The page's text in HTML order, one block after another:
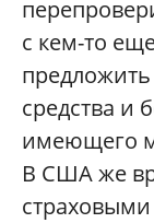
с кем-то
средства и
имеющего
В США же